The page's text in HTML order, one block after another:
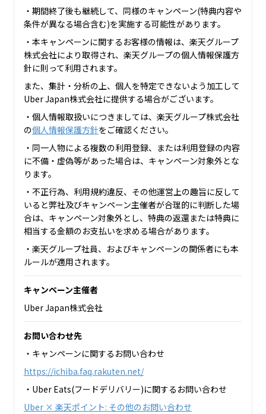
・期間終了後も継続して、同様のキャンペーン(特典内容や
条件が異なる場合含む)を実施する可能性があります。
・本キャンペーンに関するお客様の情報は、楽天グループ
株式会社により取得され、楽天グループの個人情報保護方
針に則って利用されます。
また、集計・分析の上、個人を特定できないよう加工して
Uber Japan株式会社に提供する場合がございます。
・個人情報取扱いにつきましては、楽天グループ株式会社
の個人情報保護方針をご確認ください。
・同一人物による複数の利用登録、または利用登録の内容
に不備・虚偽等があった場合は、キャンペーン対象外とな
ります。
・不正行為、利用規約違反、その他運営上の趣旨に反して
いると弊社及びキャンペーン主催者が合理的に判断した場
合は、キャンペーン対象外とし、特典の返還または特典に
相当する金額のお支払いを求める場合があります。
・楽天グループ社員、およびキャンペーンの関係者にも本
ルールが適用されます。
キャンペーン主催者
Uber Japan株式会社
お問い合わせ先
・キャンペーンに関するお問い合わせ
https://ichiba.faq.rakuten.net/
・Uber Eats(フードデリバリー)に関するお問い合わせ
Uber × 楽天ポイント: その他のお問い合わせ